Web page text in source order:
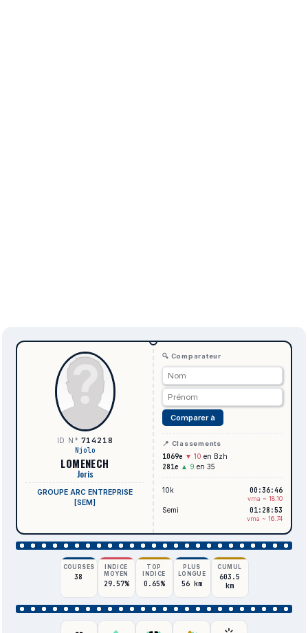
ID N° 714218
Njolo
LOMENECH
Joris
GROUPE ARC ENTREPRISE
[SEM]
🔍 Comparateur
Comparer à
📍 Classements
1069e ▼ 10 en Bzh
281e ▲ 9 en 35
10k 00:36:46
vma ~ 18.10
Semi 01:28:53
vma ~ 16.74
COURSES
38
INDICE
MOYEN
29.57%
TOP
INDICE
0.65%
PLUS
LONGUE
56 km
CUMUL
603.5
km